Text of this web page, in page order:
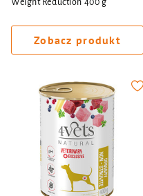
Weight Reduction 400 g
Zobacz produkt